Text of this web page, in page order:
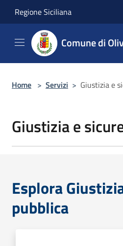
Regione Siciliana
Comune di
Home > Servizi > Giustizia e
Giustizia e
Esplora
pubblica